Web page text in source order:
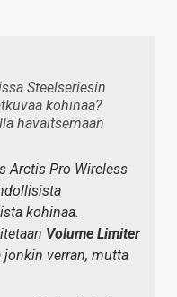
Steelseriesin
kohinaa?
havaitsemaan
Arctis Pro Wireless
kohinaa.
Volume Limiter
verran, mutta